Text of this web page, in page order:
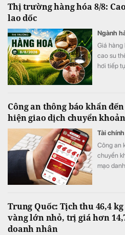
Thị trường hàng hóa 8/8:
lao dốc
Ngành
Giá hàng
cao su
hơi tiếp
Công an thông báo khẩn
hiện giao dịch chuyển
Tài chính
Công an
chuyển
mạo
Trung Quốc: Tịch thu 46,4
vàng lớn nhỏ, trị giá hơn
doanh nhân